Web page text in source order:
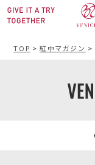
TOP >紅中マガジン >